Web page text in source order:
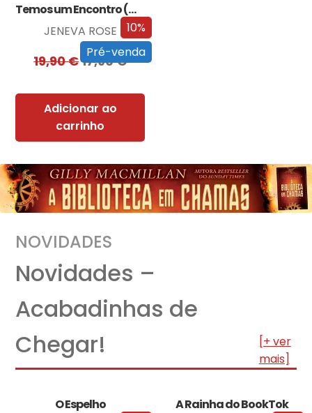
10%
Pré-venda
Temos um Encontro (Outra Vez) – Edição…
JENEVA ROSE
19,90€17,90€
Adicionar ao
carrinho
NOVIDADES
Novidades –
Acabadinhas de
Chegar!
[+ ver
mais]
O Espelho
A Rainha do BookTok